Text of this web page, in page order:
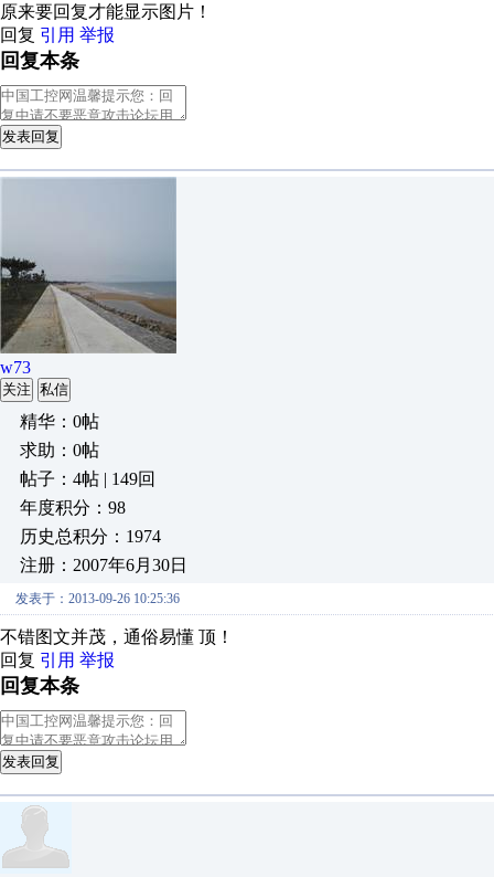
原来要回复才能显示图片！
回复 引用 举报
回复本条
发表回复
w73
关注 私信
精华：0帖
求助：0帖
帖子：4帖 | 149回
年度积分：98
历史总积分：1974
注册：2007年6月30日
发表于：2013-09-26 10:25:36
不错图文并茂，通俗易懂 顶！
回复 引用 举报
回复本条
发表回复